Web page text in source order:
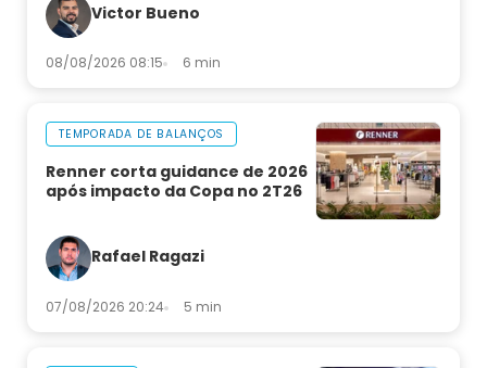
Victor Bueno
08/08/2026 08:15 6 min
TEMPORADA DE BALANÇOS
Renner corta guidance de 2026
após impacto da Copa no 2T26
Rafael Ragazi
07/08/2026 20:24 5 min